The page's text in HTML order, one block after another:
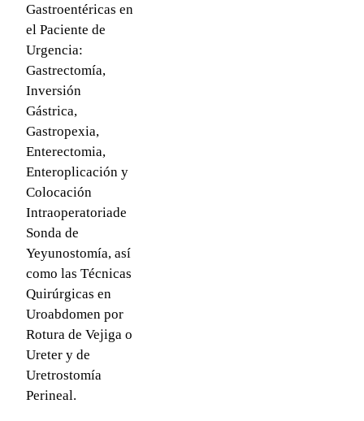
Gastroentéricas en
el Paciente de
Urgencia:
Gastrectomía,
Inversión
Gástrica,
Gastropexia,
Enterectomia,
Enteroplicación y
Colocación
Intraoperatoriade
Sonda de
Yeyunostomía, así
como las Técnicas
Quirúrgicas en
Uroabdomen por
Rotura de Vejiga o
Ureter y de
Uretrostomía
Perineal.